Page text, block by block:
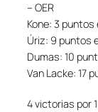
– OER
Kone: 3 puntos
Úriz: 9 puntos
Dumas: 10
Van Lacke: 17
4 victorias por